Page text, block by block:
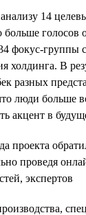
14
голосов
фокус-группы
холдинга. В
разных
люди больше
акцент в
проекта
проведя
экспертов